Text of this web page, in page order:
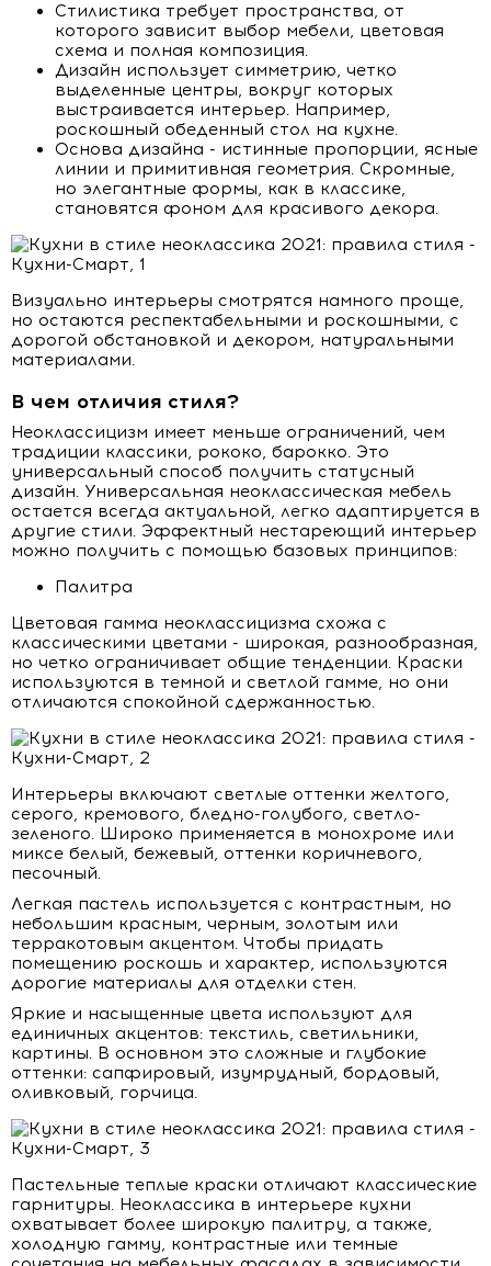
Стилистика требует пространства, от
которого зависит выбор мебели, цветовая
схема и полная композиция.
Дизайн использует симметрию, четко
выделенные центры, вокруг которых
выстраивается интерьер. Например,
роскошный обеденный стол на кухне.
Основа дизайна - истинные пропорции, ясные
линии и примитивная геометрия. Скромные,
но элегантные формы, как в классике,
становятся фоном для красивого декора.
Визуально интерьеры смотрятся намного проще,
но остаются респектабельными и роскошными, с
дорогой обстановкой и декором, натуральными
материалами.
В чем отличия стиля?
Неоклассицизм имеет меньше ограничений, чем
традиции классики, рококо, барокко. Это
универсальный способ получить статусный
дизайн. Универсальная неоклассическая мебель
остается всегда актуальной, легко адаптируется в
другие стили. Эффектный нестареющий интерьер
можно получить с помощью базовых принципов:
Палитра
Цветовая гамма неоклассицизма схожа с
классическими цветами - широкая, разнообразная,
но четко ограничивает общие тенденции. Краски
используются в темной и светлой гамме, но они
отличаются спокойной сдержанностью.
Интерьеры включают светлые оттенки желтого,
серого, кремового, бледно-голубого, светло-
зеленого. Широко применяется в монохроме или
миксе белый, бежевый, оттенки коричневого,
песочный.
Легкая пастель используется с контрастным, но
небольшим красным, черным, золотым или
терракотовым акцентом. Чтобы придать
помещению роскошь и характер, используются
дорогие материалы для отделки стен.
Яркие и насыщенные цвета используют для
единичных акцентов: текстиль, светильники,
картины. В основном это сложные и глубокие
оттенки: сапфировый, изумрудный, бордовый,
оливковый, горчица.
Пастельные теплые краски отличают классические
гарнитуры. Неоклассика в интерьере кухни
охватывает более широкую палитру, а также,
холодную гамму, контрастные или темные